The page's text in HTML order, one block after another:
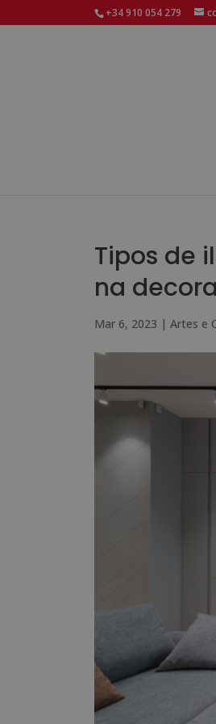
+34 910 054 279
Tipos de
na
Mar 6, 2023 | Artes e